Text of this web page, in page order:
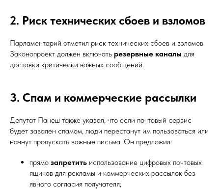
2. Риск технических сбоев и взломов
Парламентарий отметил риск технических сбоев и взломов.
Законопроект должен включать резервные каналы для
доставки критически важных сообщений.
3. Спам и коммерческие рассылки
Депутат Панеш также указал, что если почтовый сервис
будет завален спамом, люди перестанут им пользоваться или
начнут пропускать важные письма. Он предложил:
прямо запретить использование цифровых почтовых
ящиков для рекламы и коммерческих рассылок без
явного согласия получателя;